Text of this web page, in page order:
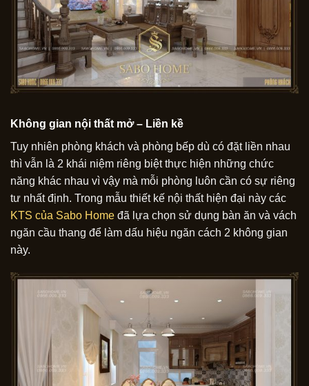
Không gian nội thất mở – Liền kề
Tuy nhiên phòng khách và phòng bếp dù có đặt liền nhau
thì vẫn là 2 khái niệm riêng biệt thực hiện những chức
năng khác nhau vì vậy mà mỗi phòng luôn cần có sự riêng
tư nhất định. Trong mẫu thiết kế nội thất hiện đại này các
KTS của Sabo Home đã lựa chọn sử dụng bàn ăn và vách
ngăn cầu thang để làm dấu hiệu ngăn cách 2 không gian
này.